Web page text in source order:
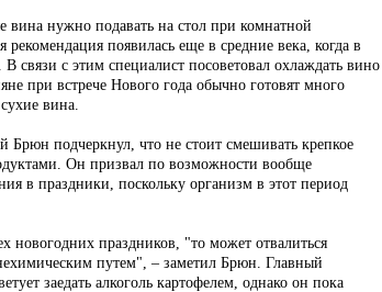
вина нужно подавать на стол при комнатной
появилась еще в средние века, когда в
связи с этим специалист посоветовал охлаждать вино
при встрече Нового года обычно готовят много
вина.
Брюн подчеркнул, что не стоит смешивать крепкое
Он призвал по возможности вообще
в праздники, поскольку организм в этот период
новогодних праздников, "то может отвалиться
путем", – заметил Брюн. Главный
заедать алкоголь картофелем, однако он пока